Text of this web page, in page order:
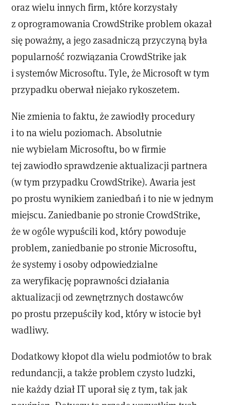
oraz wielu innych firm, które korzystały
z oprogramowania CrowdStrike problem okazał
się poważny, a jego zasadniczą przyczyną była
popularność rozwiązania CrowdStrike jak
i systemów Microsoftu. Tyle, że Microsoft w tym
przypadku oberwał niejako rykoszetem.
Nie zmienia to faktu, że zawiodły procedury
i to na wielu poziomach. Absolutnie
nie wybielam Microsoftu, bo w firmie
tej zawiodło sprawdzenie aktualizacji partnera
(w tym przypadku CrowdStrike). Awaria jest
po prostu wynikiem zaniedbań i to nie w jednym
miejscu. Zaniedbanie po stronie CrowdStrike,
że w ogóle wypuścili kod, który powoduje
problem, zaniedbanie po stronie Microsoftu,
że systemy i osoby odpowiedzialne
za weryfikację poprawności działania
aktualizacji od zewnętrznych dostawców
po prostu przepuściły kod, który w istocie był
wadliwy.
Dodatkowy kłopot dla wielu podmiotów to brak
redundancji, a także problem czysto ludzki,
nie każdy dział IT uporał się z tym, tak jak